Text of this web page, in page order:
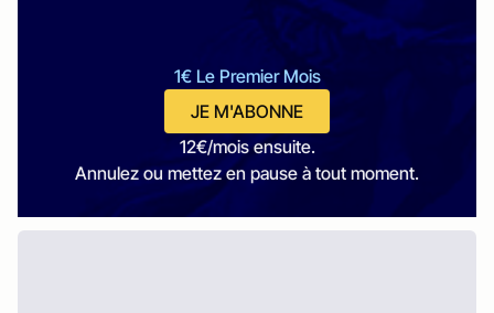
1€ Le Premier Mois
JE M'ABONNE
12€/mois ensuite.
Annulez ou mettez en pause à tout moment.